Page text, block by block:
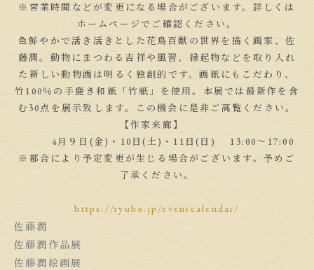
※営業時間などが変更になる場合がございます。詳しくは
ホームページでご確認ください。
色鮮やかで活き活きとした花鳥百獣の世界を描く画家、佐
藤潤。動物にまつわる吉祥や風習、縁起物などを取り入れ
た新しい動物画は明るく独創的です。画紙にもこだわり、
竹100％の手鹿き和紙「竹紙」を使用。本展では最新作を含
む30点を展示致します。この機会に是非ご高覧ください。
【作家来廊】
4月９日(金)・10日(土)・11日(日) 13:00～17:00
※都合により予定変更が生じる場合がございます。予めご
了承ください。
https://ryubo.jp/eventcalendar/
佐藤潤
佐藤潤作品展
佐藤潤絵画展